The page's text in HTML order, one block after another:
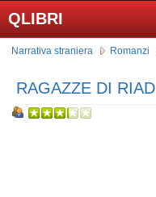
QLIBRI
Narrativa straniera Romanzi
RAGAZZE DI RIAD